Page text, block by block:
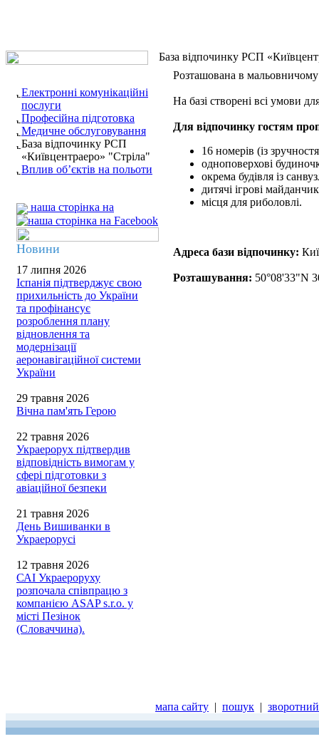
Електронні комунікаційні
послуги
Професійна підготовка
Медичне обслуговування
База відпочинку РСП
«Київцентраеро» "Стріла"
Вплив об’єктів на польоти
наша сторінка на
Новини
17 липня 2026
Іспанія підтверджує свою
прихильність до України
та профінансує
розроблення плану
відновлення та
модернізації
аеронавігаційної системи
України
29 травня 2026
Вічна пам'ять Герою
22 травня 2026
Украерорух підтвердив
відповідність вимогам у
сфері підготовки з
авіаційної безпеки
21 травня 2026
День Вишиванки в
Украерорусі
12 травня 2026
САІ Украероруху
розпочала співпрацю з
компанією ASAP s.r.o. у
місті Пезінок
(Словаччина).
База відпочинку РСП
Розташована в мальовничому
На базі створені всі умови
Для відпочинку гостям
16 номерів (із
одноповерхові
окрема будівля із
дитячі ігрові
місця для риболовлі.
Адреса бази відпочинку:
Розташування: 50°08'33"N
мапа сайту | пошук |